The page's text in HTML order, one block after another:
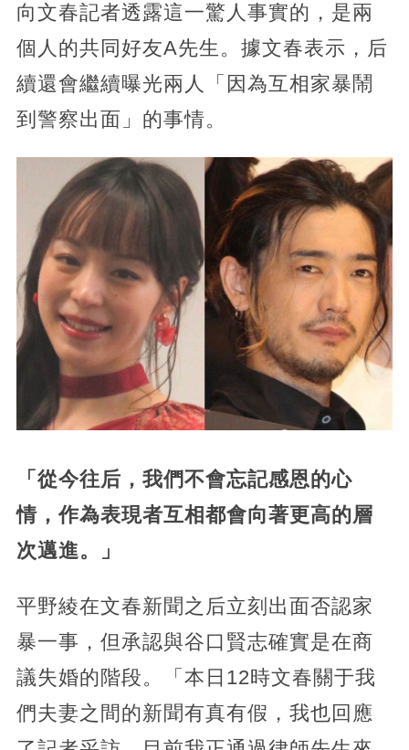
向文春記者透露這一驚人事實的，是兩
個人的共同好友A先生。據文春表示，后
續還會繼續曝光兩人「因為互相家暴鬧
到警察出面」的事情。
「從今往后，我們不會忘記感恩的心
情，作為表現者互相都會向著更高的層
次邁進。」
平野綾在文春新聞之后立刻出面否認家
暴一事，但承認與谷口賢志確實是在商
議失婚的階段。「本日12時文春關于我
們夫妻之間的新聞有真有假，我也回應